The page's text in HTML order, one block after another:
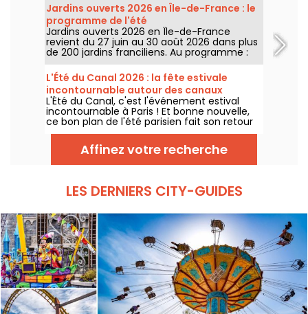
Jardins ouverts 2026 en Île-de-France : le
programme de l'été
Jardins ouverts 2026 en Île-de-France
revient du 27 juin au 30 août 2026 dans plus
de 200 jardins franciliens. Au programme :
concerts, spectacles, visites, ateliers et
installations artistiques.
L'Été du Canal 2026 : la fête estivale
incontournable autour des canaux
parisiens, dates & programme
L'Été du Canal, c'est l'événement estival
incontournable à Paris ! Et bonne nouvelle,
ce bon plan de l'été parisien fait son retour
du 27 juin au 9 août 2026. Au programme de
cette édition : ateliers gratuits, street art,
cinéma en plein air et balades le long des
canaux.
Affinez votre recherche
LES DERNIERS CITY-GUIDES